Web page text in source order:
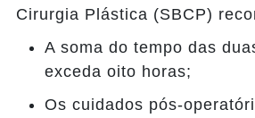
Cirurgia Plástica (SBCP)
A soma do tempo das
exceda oito horas;
Os cuidados pós-